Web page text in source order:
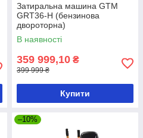
Затиральна машина GTM
GRT36-H (бензинова
двороторна)
В наявності
359 999,10 ₴
399 999 ₴
Купити
–10%